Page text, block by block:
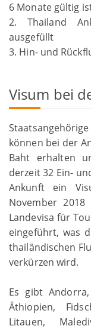
6 Monate gültig
2. Thailand
ausgefüllt
3. Hin- und
Visum bei
können bei der
Baht erhalten
derzeit 32 Ein-
Ankunft ein
November
Landevisa für
eingeführt, was
thailändischen
verkürzen wird.
Es gibt
Äthiopien,
Litauen,